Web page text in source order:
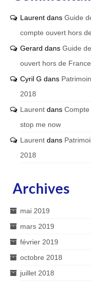
Laurent dans Guide
compte ouvert hors
Gerard dans Guide
ouvert hors de France
Cyril G dans
2018
Laurent dans Compte
stop me now
Laurent dans
2018
Archives
mai 2019
mars 2019
février 2019
octobre 2018
juillet 2018